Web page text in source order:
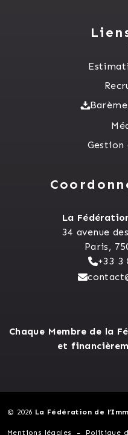
Gestion
La
34 avenue
Paris,
+33 3
Chaque Membre de la
et
© 2026 La Fédération de
Mentions légales Politique